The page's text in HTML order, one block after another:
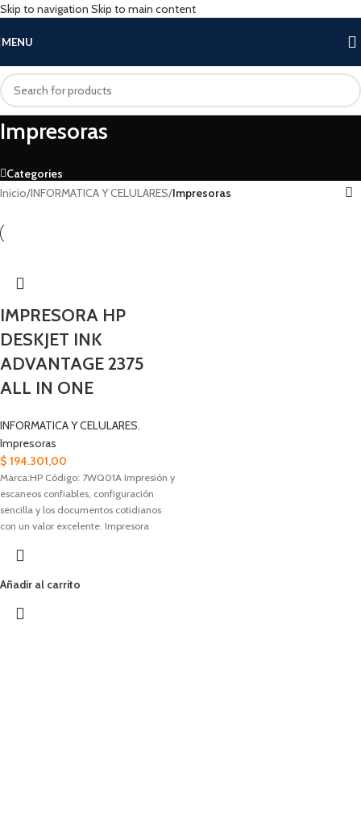
Skip to navigation Skip to main content
MENU
Impresoras
Categories
Inicio/INFORMATICA Y CELULARES/Impresoras
IMPRESORA HP
DESKJET INK
ADVANTAGE 2375
ALL IN ONE
INFORMATICA Y CELULARES,
Impresoras
$ 194.301,00
Marca:HP Código: 7WQ01A Impresión y
escaneos confiables, configuración
sencilla y los documentos cotidianos
con un valor excelente. Impresora
Añadir al carrito